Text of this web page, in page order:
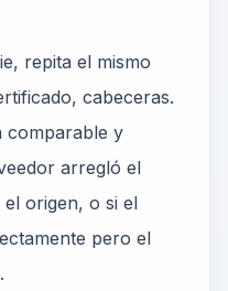
repita el mismo
cabeceras.
comparable y
arregló el
origen, o si el
pero el